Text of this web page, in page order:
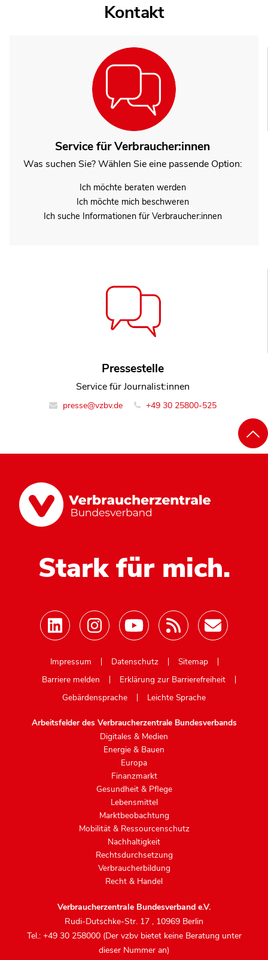
Kontakt
Service für Verbraucher:innen
Was suchen Sie? Wählen Sie eine passende Option:
Ich möchte beraten werden
Ich möchte mich beschweren
Ich suche Informationen für Verbraucher:innen
Pressestelle
Service für Journalist:innen
presse@vzbv.de +49 30 25800-525
Stark für mich.
Impressum
Datenschutz
Sitemap
Barriere melden
Erklärung zur Barrierefreiheit
Gebärdensprache
Leichte Sprache
Arbeitsfelder des Verbraucherzentrale Bundesverbands
Digitales & Medien
Energie & Bauen
Europa
Finanzmarkt
Gesundheit & Pflege
Lebensmittel
Marktbeobachtung
Mobilität & Ressourcenschutz
Nachhaltigkeit
Rechtsdurchsetzung
Verbraucherbildung
Recht & Handel
Verbraucherzentrale Bundesverband e.V.
Rudi-Dutschke-Str. 17 , 10969 Berlin
Tel.: +49 30 258000 (Der vzbv bietet keine Beratung unter
dieser Nummer an)